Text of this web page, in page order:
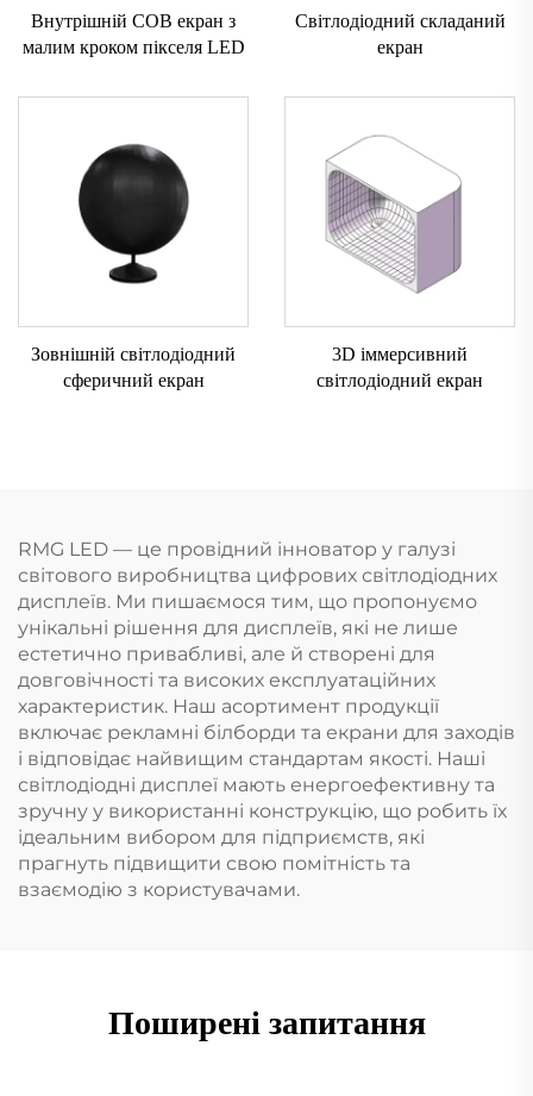
Внутрішній COB екран з
малим кроком пікселя LED
Світлодіодний складаний
екран
Зовнішній світлодіодний
сферичний екран
3D іммерсивний
світлодіодний екран
RMG LED — це провідний інноватор у галузі
світового виробництва цифрових світлодіодних
дисплеїв. Ми пишаємося тим, що пропонуємо
унікальні рішення для дисплеїв, які не лише
естетично привабливі, але й створені для
довговічності та високих експлуатаційних
характеристик. Наш асортимент продукції
включає рекламні білборди та екрани для заходів
і відповідає найвищим стандартам якості. Наші
світлодіодні дисплеї мають енергоефективну та
зручну у використанні конструкцію, що робить їх
ідеальним вибором для підприємств, які
прагнуть підвищити свою помітність та
взаємодію з користувачами.
Поширені запитання